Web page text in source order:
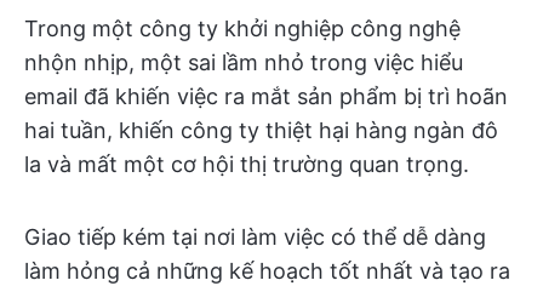
Trong một công ty khởi nghiệp công nghệ
nhộn nhịp, một sai lầm nhỏ trong việc hiểu
email đã khiến việc ra mắt sản phẩm bị trì hoãn
hai tuần, khiến công ty thiệt hại hàng ngàn đô
la và mất một cơ hội thị trường quan trọng.
Giao tiếp kém tại nơi làm việc có thể dễ dàng
làm hỏng cả những kế hoạch tốt nhất và tạo ra